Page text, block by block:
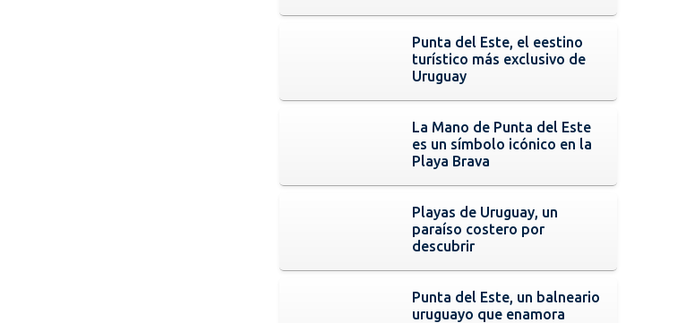
Punta del Este, el eestino
turístico más exclusivo de
Uruguay
La Mano de Punta del Este
es un símbolo icónico en la
Playa Brava
Playas de Uruguay, un
paraíso costero por
descubrir
Punta del Este, un balneario
uruguayo que enamora